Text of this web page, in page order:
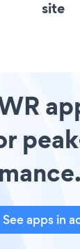
site
See apps in